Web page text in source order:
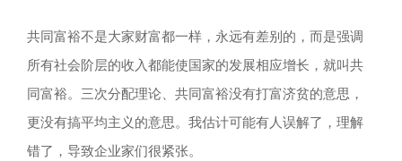
共同富裕不是大家财富都一样，永远有差别的，而是强调
所有社会阶层的收入都能使国家的发展相应增长，就叫共
同富裕。三次分配理论、共同富裕没有打富济贫的意思，
更没有搞平均主义的意思。我估计可能有人误解了，理解
错了，导致企业家们很紧张。